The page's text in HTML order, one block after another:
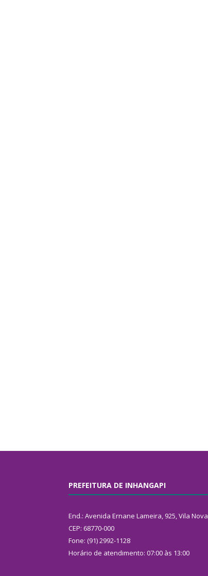
PREFEITURA DE INHANGAPI
End.: Avenida Ernane Lameira, 925, Vila Nova
CEP: 68770-000
Fone: (91) 2992-1128
Horário de atendimento: 07:00 às 13:00